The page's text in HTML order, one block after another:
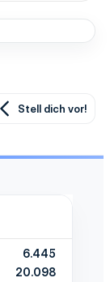
Stell dich vor!
6.445
20.098